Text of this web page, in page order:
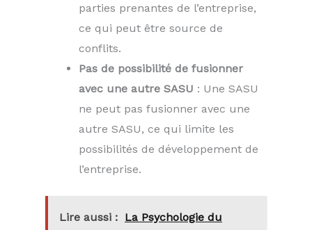
parties prenantes de l’entreprise,
ce qui peut être source de
conflits.
Pas de possibilité de fusionner
avec une autre SASU : Une SASU
ne peut pas fusionner avec une
autre SASU, ce qui limite les
possibilités de développement de
l’entreprise.
Lire aussi : La Psychologie du